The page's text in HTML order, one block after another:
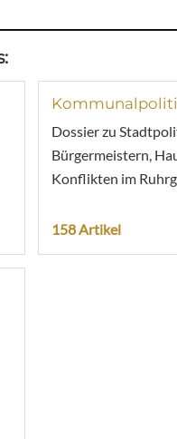
Dossier zu
Bürgermeistern,
Konflikten im
158 Artikel